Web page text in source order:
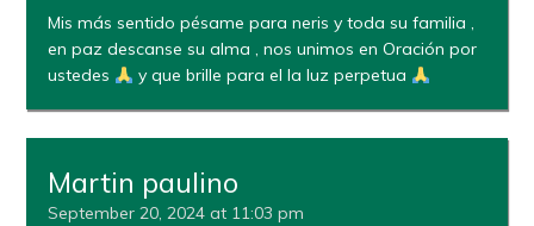
Mis más sentido pésame para neris y toda su familia ,
en paz descanse su alma , nos unimos en Oración por
ustedes
y que brille para el la luz perpetua
Martin paulino
September 20, 2024 at 11:03 pm